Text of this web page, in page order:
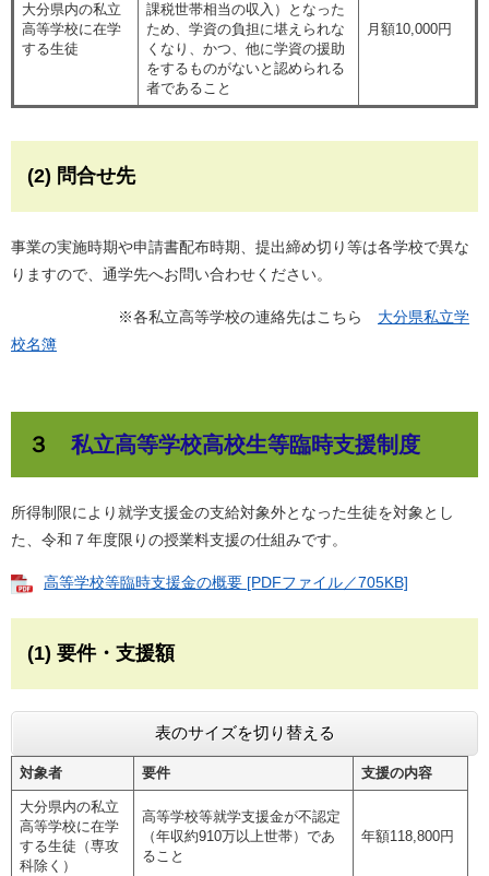
大分県内の私立
高等学校に在学
する生徒
課税世帯相当の収入）となった
ため、学資の負担に堪えられな
くなり、かつ、他に学資の援助
をするものがないと認められる
者であること
月額10,000円
(2) 問合せ先
事業の実施時期や申請書配布時期、提出締め切り等は各学校で異な
りますので、通学先へお問い合わせください。
※各私立高等学校の連絡先はこちら 大分県私立学
校名簿
３ 私立高等学校高校生等臨時支援制度
所得制限により就学支援金の支給対象外となった生徒を対象とし
た、令和７年度限りの授業料支援の仕組みです。
高等学校等臨時支援金の概要 [PDFファイル／705KB]
(1) 要件・支援額
表のサイズを切り替える
対象者 要件 支援の内容
大分県内の私立
高等学校に在学
する生徒（専攻
科除く）
高等学校等就学支援金が不認定
（年収約910万以上世帯）であ
ること
年額118,800円